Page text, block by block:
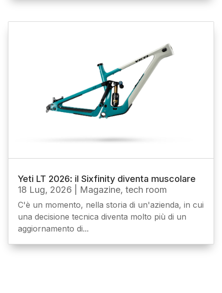
Yeti LT 2026: il Sixfinity diventa muscolare
18 Lug, 2026
Magazine,tech room
C'è un momento, nella storia di un'azienda, in cui
una decisione tecnica diventa molto più di un
aggiornamento di...